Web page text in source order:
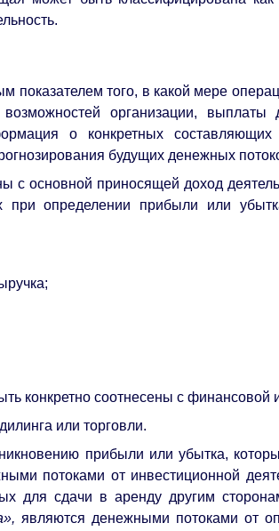
того, в какой мере
организации,
о конкретных
будущих денежных
основной приносящей доход
при определении прибыли или
конкретно соотнесены с финансовой
или торговли.
прибыли или убытка,
потоками от инвестиционной
для сдачи в аренду другим
являются денежными потоками от